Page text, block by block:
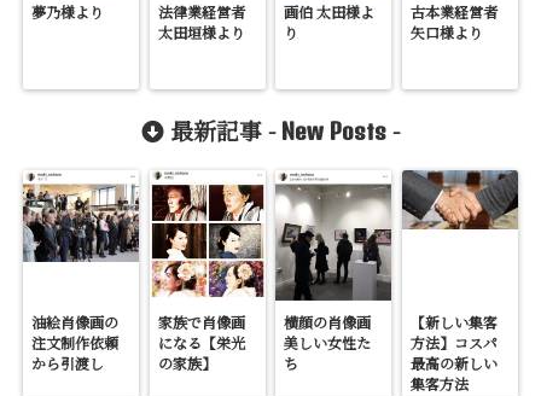
夢乃様より
法律業経営者
太田垣様より
画伯 太田様よ
り
古本業経営者
矢口様より
最新記事 - New Posts -
油絵肖像画の
注文制作依頼
から引渡し
家族で肖像画
になる【栄光
の家族】
横顔の肖像画
美しい女性た
ち
【新しい集客
方法】コスパ
最高の新しい
集客方法